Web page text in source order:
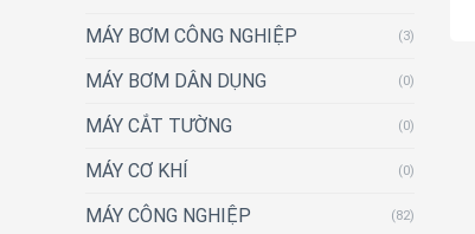
MÁY BƠM CÔNG NGHIỆP (3)
MÁY BƠM DÂN DỤNG (0)
MÁY CẮT TƯỜNG (0)
MÁY CƠ KHÍ (0)
MÁY CÔNG NGHIỆP (82)